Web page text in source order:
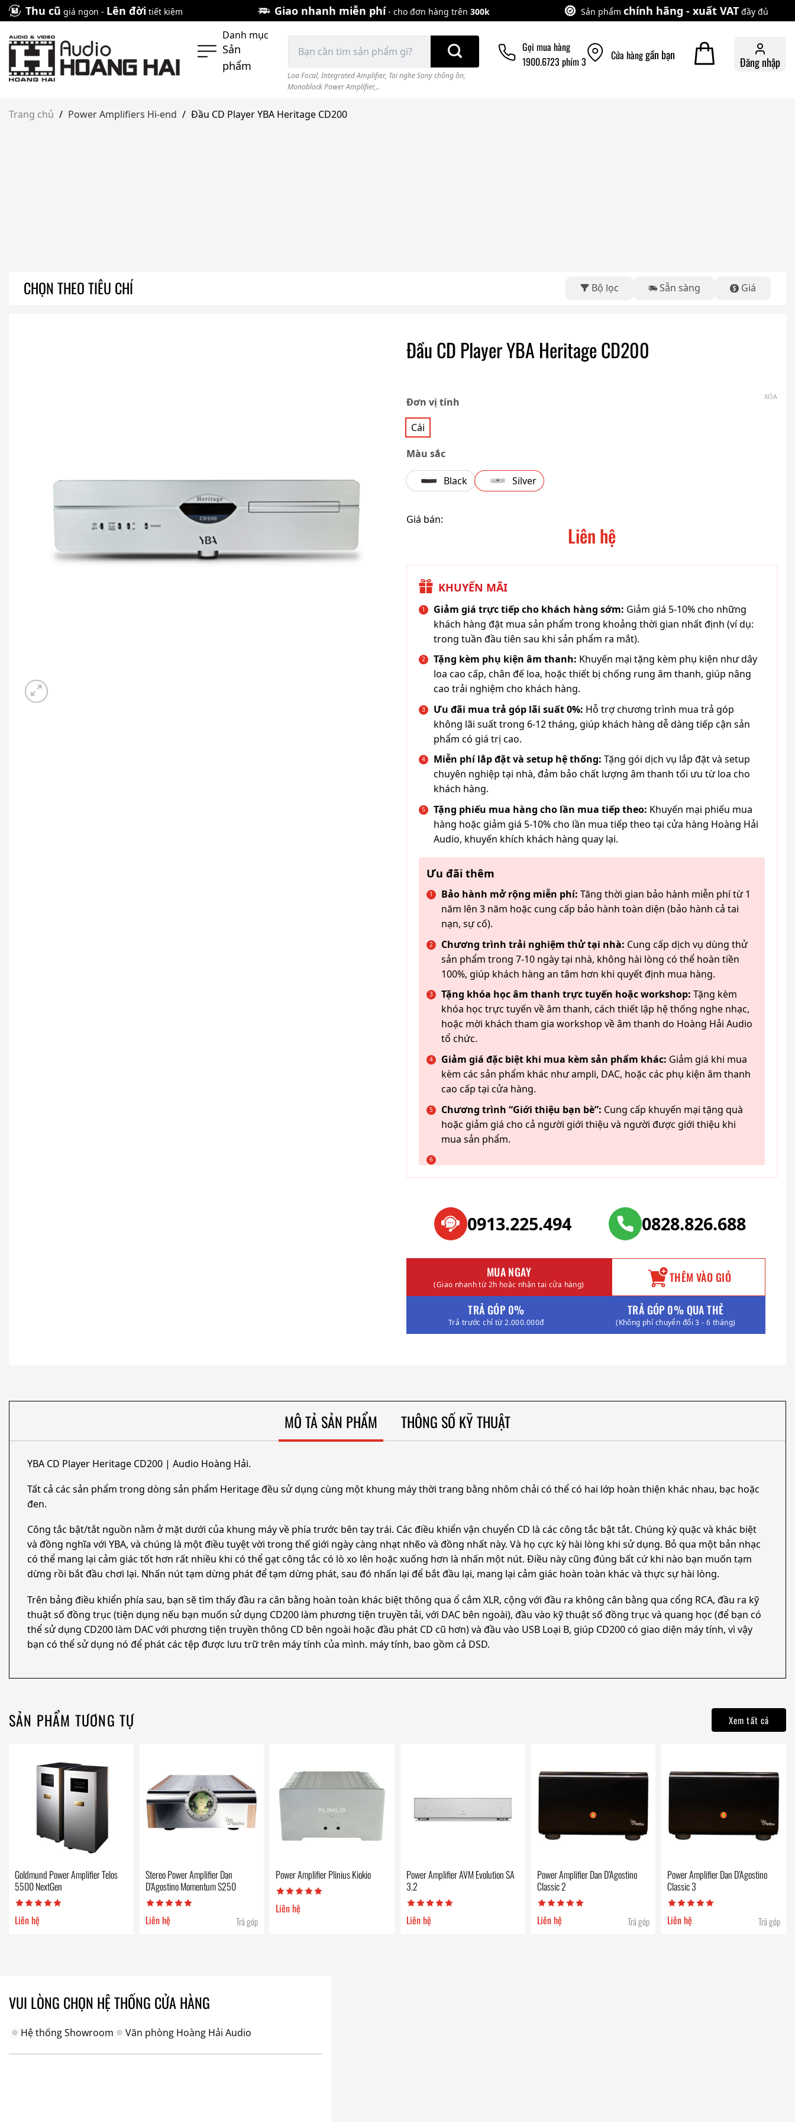
Skip
to
content
Thu cũ giá ngon - Lên đời tiết kiệm Giao nhanh miễn phí- cho đơn hàng trên 300k Sản phẩm chính hãng - xuất VAT đầy đủ
Danh mục
Sản
phẩm
kiếm:
Loa Focal, Integrated Amplifier, Tai nghe Sony chống ồn,
Monoblock Power Amplifier,..
Gọi mua hàng
1900.6723 phím 3
Cửa hànggần bạn Đăng nhập
Trang chủ / Power Amplifiers Hi-end / Đầu CD Player YBA Heritage CD200
CHỌN THEO TIÊU CHÍ Bộ lọc Sẵn sàng Giá
Đầu CD Player YBA Heritage CD200
Đơn vị tính
Cái
Màu sắc
Black Silver
XÓA
Giá bán:
Liên hệ
KHUYẾN MÃI
Giảm giá trực tiếp cho khách hàng sớm: Giảm giá 5-10% cho những
khách hàng đặt mua sản phẩm trong khoảng thời gian nhất định (ví dụ:
trong tuần đầu tiên sau khi sản phẩm ra mắt).
Tặng kèm phụ kiện âm thanh: Khuyến mại tặng kèm phụ kiện như dây
loa cao cấp, chân đế loa, hoặc thiết bị chống rung âm thanh, giúp nâng
cao trải nghiệm cho khách hàng.
Ưu đãi mua trả góp lãi suất 0%: Hỗ trợ chương trình mua trả góp
không lãi suất trong 6-12 tháng, giúp khách hàng dễ dàng tiếp cận sản
phẩm có giá trị cao.
Miễn phí lắp đặt và setup hệ thống: Tặng gói dịch vụ lắp đặt và setup
chuyên nghiệp tại nhà, đảm bảo chất lượng âm thanh tối ưu từ loa cho
khách hàng.
Tặng phiếu mua hàng cho lần mua tiếp theo: Khuyến mại phiếu mua
hàng hoặc giảm giá 5-10% cho lần mua tiếp theo tại cửa hàng Hoàng Hải
Audio, khuyến khích khách hàng quay lại.
Ưu đãi thêm
Bảo hành mở rộng miễn phí: Tăng thời gian bảo hành miễn phí từ 1
năm lên 3 năm hoặc cung cấp bảo hành toàn diện (bảo hành cả tai
nạn, sự cố).
Chương trình trải nghiệm thử tại nhà: Cung cấp dịch vụ dùng thử
sản phẩm trong 7-10 ngày tại nhà, không hài lòng có thể hoàn tiền
100%, giúp khách hàng an tâm hơn khi quyết định mua hàng.
Tặng khóa học âm thanh trực tuyến hoặc workshop: Tặng kèm
khóa học trực tuyến về âm thanh, cách thiết lập hệ thống nghe nhạc,
hoặc mời khách tham gia workshop về âm thanh do Hoàng Hải Audio
tổ chức.
Giảm giá đặc biệt khi mua kèm sản phẩm khác: Giảm giá khi mua
kèm các sản phẩm khác như ampli, DAC, hoặc các phụ kiện âm thanh
cao cấp tại cửa hàng.
Chương trình “Giới thiệu bạn bè”: Cung cấp khuyến mại tặng quà
hoặc giảm giá cho cả người giới thiệu và người được giới thiệu khi
mua sản phẩm.
0913.225.494 0828.826.688
MUA NGAY
(Giao nhanh từ 2h hoặc nhận tại cửa hàng) THÊM VÀO GIỎ
TRẢ GÓP 0%
Trả trước chỉ từ 2.000.000đ
TRẢ GÓP 0% QUA THẺ
(Không phí chuyển đổi 3 - 6 tháng)
MÔ TẢ SẢN PHẨM THÔNG SỐ KỸ THUẬT
YBA CD Player Heritage CD200 | Audio Hoàng Hải.
Tất cả các sản phẩm trong dòng sản phẩm Heritage đều sử dụng cùng một khung máy thời trang bằng nhôm chải có thể có hai lớp hoàn thiện khác nhau, bạc hoặc
đen.
Công tắc bật/tắt nguồn nằm ở mặt dưới của khung máy về phía trước bên tay trái. Các điều khiển vận chuyển CD là các công tắc bật tắt. Chúng kỳ quặc và khác biệt
và đồng nghĩa với YBA, và chúng là một điều tuyệt vời trong thế giới ngày càng nhạt nhẽo và đồng nhất này. Và họ cực kỳ hài lòng khi sử dụng. Bỏ qua một bản nhạc
có thể mang lại cảm giác tốt hơn rất nhiều khi có thể gạt công tắc có lò xo lên hoặc xuống hơn là nhấn một nút. Điều này cũng đúng bất cứ khi nào bạn muốn tạm
dừng rồi bắt đầu chơi lại. Nhấn nút tạm dừng phát để tạm dừng phát, sau đó nhấn lại để bắt đầu lại, mang lại cảm giác hoàn toàn khác và thực sự hài lòng.
Trên bảng điều khiển phía sau, bạn sẽ tìm thấy đầu ra cân bằng hoàn toàn khác biệt thông qua ổ cắm XLR, cộng với đầu ra không cân bằng qua cổng RCA, đầu ra kỹ
thuật số đồng trục (tiện dụng nếu bạn muốn sử dụng CD200 làm phương tiện truyền tải, với DAC bên ngoài), đầu vào kỹ thuật số đồng trục và quang học (để bạn có
thể sử dụng CD200 làm DAC với phương tiện truyền thông CD bên ngoài hoặc đầu phát CD cũ hơn) và đầu vào USB Loại B, giúp CD200 có giao diện máy tính, vì vậy
bạn có thể sử dụng nó để phát các tệp được lưu trữ trên máy tính của mình. máy tính, bao gồm cả DSD.
SẢN PHẨM TƯƠNG TỰ Xem tất cả
Goldmund Power Amplifier Telos
5500 NextGen
Liên hệ
Stereo Power Amplifier Dan
D’Agostino Momentum S250
Liên hệ Trả góp
Power Amplifier Plinius Kiokio
Liên hệ
Power Amplifier AVM Evolution SA
3.2
Liên hệ
Power Amplifier Dan D’Agostino
Classic 2
Liên hệ Trả góp
Power Amplifier Dan D’Agostino
Classic 3
Liên hệ Trả góp
VUI LÒNG CHỌN HỆ THỐNG CỬA HÀNG
Hệ thống Showroom Văn phòng Hoàng Hải Audio